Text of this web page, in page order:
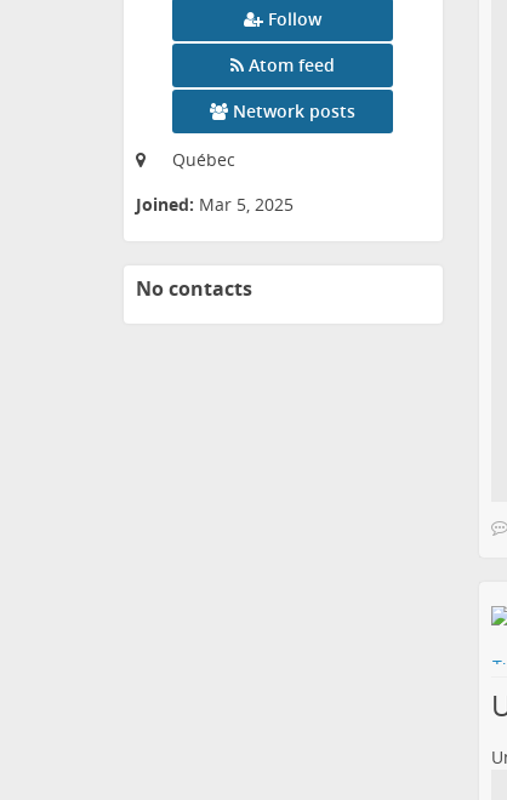
Follow
Atom feed
Network posts
Québec
Joined: Mar 5, 2025
No contacts